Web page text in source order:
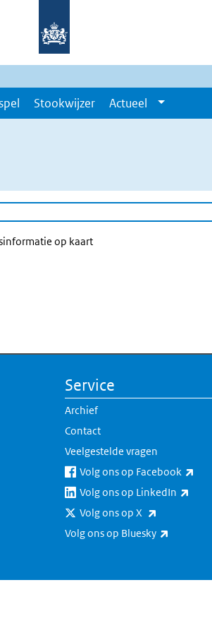
Stookwijzer Actueel
op kaart
Service
Archief
Contact
Veelgestelde vragen
Volg ons op Facebook
Volg ons op LinkedIn
Volg ons op X
Volg ons op Bluesky